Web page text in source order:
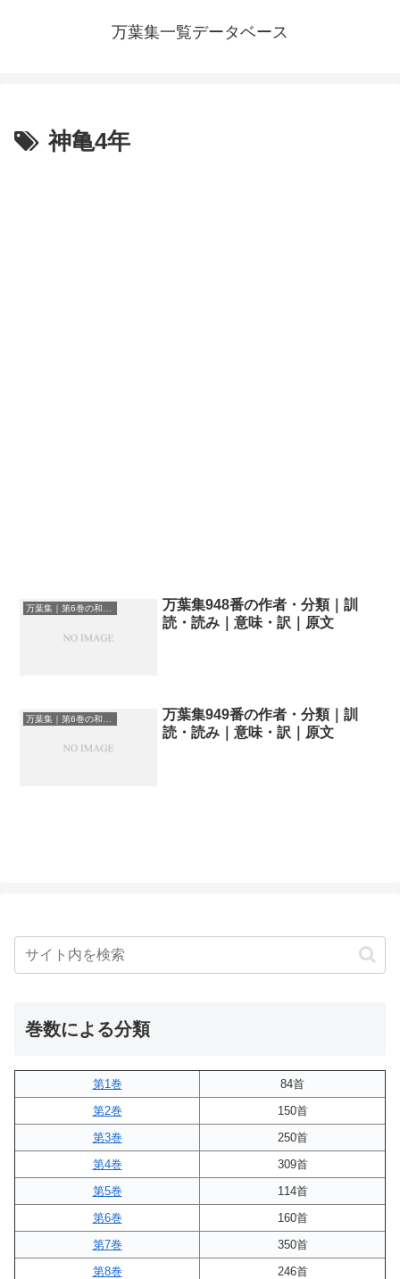
万葉集一覧データベース
神亀4年
万葉集948番の作者・分類｜訓
読・読み｜意味・訳｜原文
万葉集949番の作者・分類｜訓
読・読み｜意味・訳｜原文
巻数による分類
第1巻
84首
第2巻
150首
第3巻
250首
第4巻
309首
第5巻
114首
第6巻
160首
第7巻
350首
第8巻
246首